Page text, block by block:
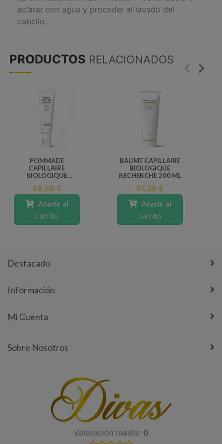
aclarar con agua y proceder al lavado del
cabello.
PRODUCTOS RELACIONADOS
POMMADE
CAPILLAIRE
BIOLOGIQUE
68,66 €
Añadir al
carrito
BAUME CAPILLAIRE
BIOLOGIQUE
RECHERCHE 200 ML
61,36 €
Añadir al
carrito
Destacado
Información
Mi Cuenta
Sobre Nosotros
Valoración media: 0